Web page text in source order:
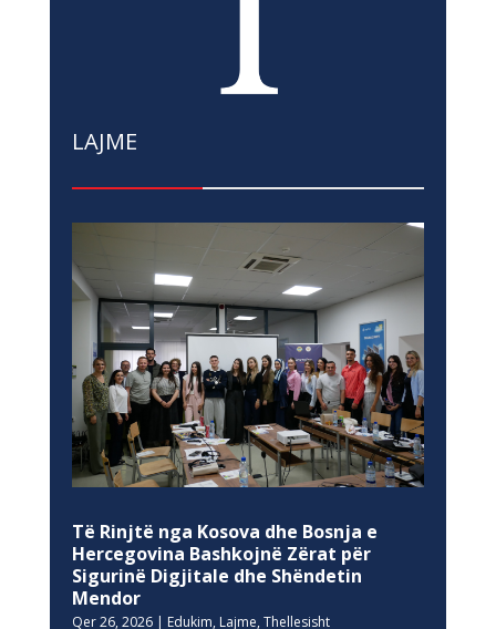
LAJME
Të Rinjtë nga Kosova dhe Bosnja e
Hercegovina Bashkojnë Zërat për
Sigurinë Digjitale dhe Shëndetin
Mendor
Qer 26, 2026| Edukim, Lajme, Thellesisht